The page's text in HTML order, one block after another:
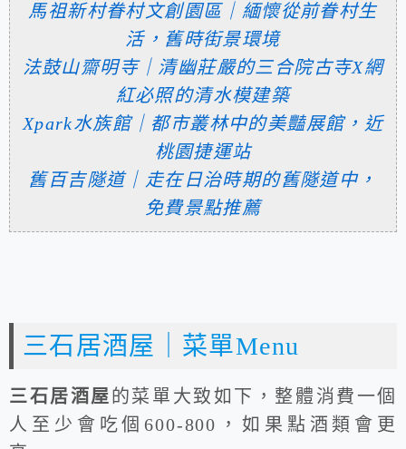
馬祖新村眷村文創園區｜緬懷從前眷村生
活，舊時街景環境
法鼓山齋明寺｜清幽莊嚴的三合院古寺X網
紅必照的清水模建築
Xpark水族館｜都市叢林中的美豔展館，近
桃園捷運站
舊百吉隧道｜走在日治時期的舊隧道中，
免費景點推薦
三石居酒屋｜菜單Menu
三石居酒屋的菜單大致如下，整體消費一個
人至少會吃個600-800，如果點酒類會更